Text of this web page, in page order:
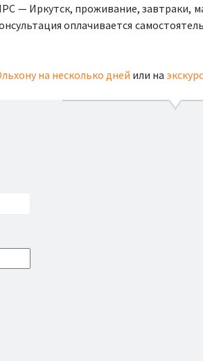
— Иркутск, проживание, завтраки,
оплачивается
на несколько дней или на